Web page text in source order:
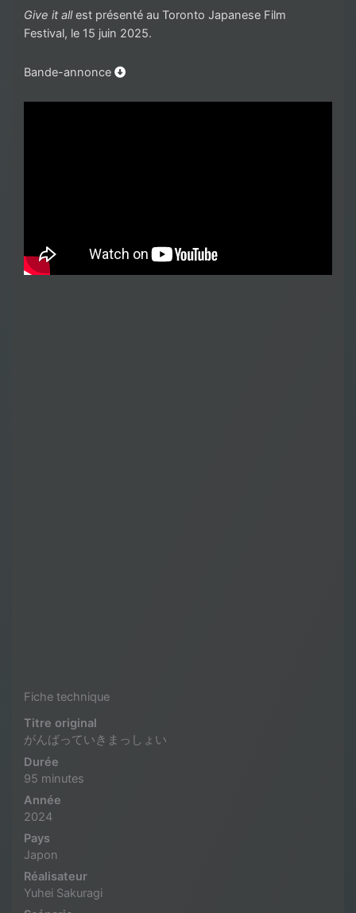
Give it allest présenté au Toronto Japanese Film
Festival, le 15 juin 2025.
Bande-annonce
Fiche technique
Titre original
がんばっていきまっしょい
Durée
95 minutes
Année
2024
Pays
Japon
Réalisateur
Yuhei Sakuragi